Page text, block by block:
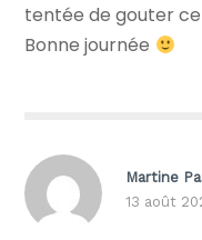
tentée de gouter
Bonne journée
Martine
13 août